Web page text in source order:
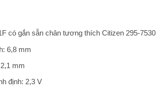
có gắn sẵn chân tương thích Citizen 295-7530
6,8 mm
mm
định: 2,3 V